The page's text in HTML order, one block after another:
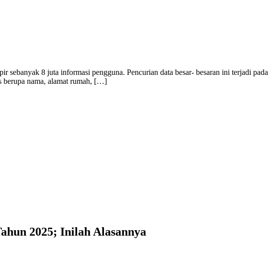
sebanyak 8 juta informasi pengguna. Pencurian data besar- besaran ini terjadi pada
berupa nama, alamat rumah, […]
2025; Inilah Alasannya